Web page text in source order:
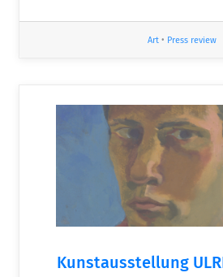
Art• Press review
Kunstausstellung